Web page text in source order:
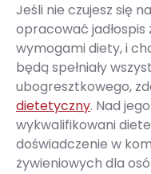
Jeśli nie czujesz się
opracować jadłospis
wymogami diety, i
będą spełniały
ubogresztkowego,
dietetyczny. Nad
wykwalifikowani
doświadczenie w
żywieniowych dla